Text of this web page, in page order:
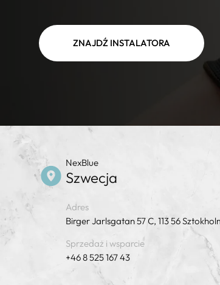
ZNAJDŹ INSTALATORA
NexBlue
Szwecja
Adres
Birger Jarlsgatan 57 C, 113 56
Sprzedaż i wsparcie
+46 8 525 167 43